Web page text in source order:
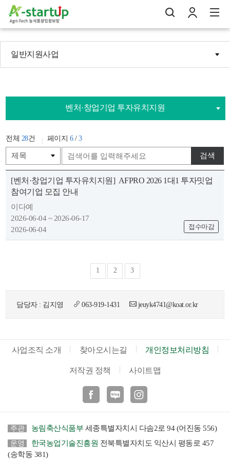
그 체
일반지원사업
벤처·창업기업 투자유치지원
전체 28건 페이지 6/ 3
검색
[벤처·창업기업 투자유치지원] AFPRO 2026 1대1 투자밋업
참여기업 모집 안내
이다예
2026-06-04 ~ 2026-06-17
2026-06-04
접수마감
1 2 3
담당자 : 김지영 063-919-1431 jeuyk4741@koat.or.kr
사업조직 소개 찾아오시는길 개인정보처리방침
저작권 정책 사이트맵
인스타
주관 농림축산식품부 세종특별자치시 다솜2로 94 (어진동 556)
운영 한국농업기술진흥원 전북특별자치도 익산시 평동로 457
(송학동 381)